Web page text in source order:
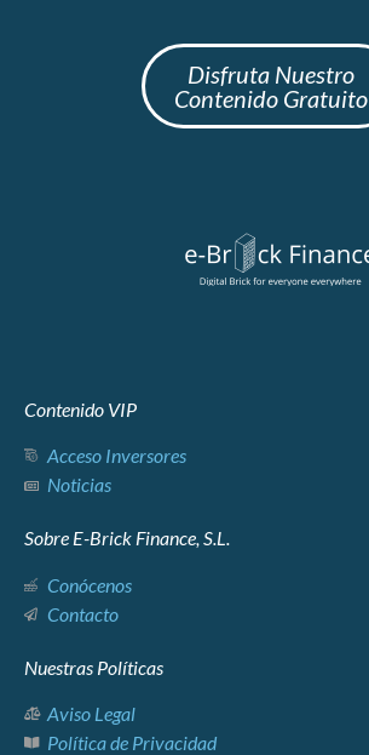
Disfruta Nuestro
Contenido Gratuito
Contenido VIP
Acceso Inversores
Noticias
Sobre E-Brick Finance, S.L.
Conócenos
Contacto
Nuestras Políticas
Aviso Legal
Política de Privacidad